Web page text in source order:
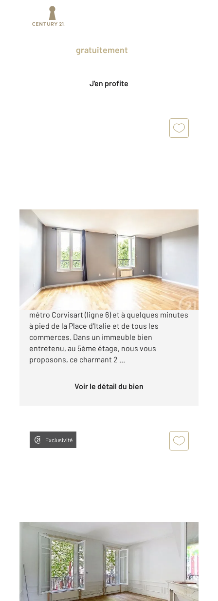
gratuitement
J'en profite
PARIS 75013
27,70 m2, 2 pièces
Appartement F2 à vendre
266 000 €
Situé Boulevard Auguste Blanqui, face au
métro Corvisart (ligne 6) et à quelques minutes
à pied de la Place d'Italie et de tous les
commerces. Dans un immeuble bien
entretenu, au 5ème étage, nous vous
proposons, ce charmant 2 ...
Voir le détail du bien
Exclusivité
PARIS 75020
51,06 m2, 2 pièces
Ref : 31825
Appartement F2 à vendre
470 000 €